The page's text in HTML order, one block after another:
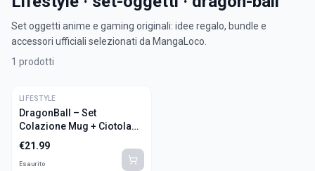
Set oggetti anime e gaming originali: idee regalo, bundle e
accessori ufficiali selezionati da MangaLoco.
1 prodotti
LIFESTYLE
DragonBall – Set
Colazione Mug + Ciotola
"Goku"
€21.99
Esaurito